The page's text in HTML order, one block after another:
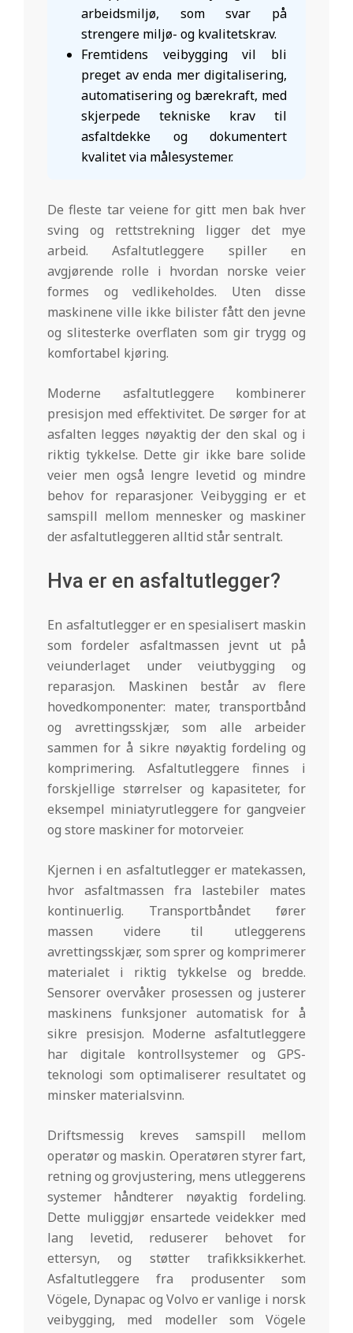
arbeidsmiljø, som svar på
strengere miljø- og kvalitetskrav.
Fremtidens veibygging vil bli
preget av enda mer digitalisering,
automatisering og bærekraft, med
skjerpede tekniske krav til
asfaltdekke og dokumentert
kvalitet via målesystemer.
De fleste tar veiene for gitt men bak hver
sving og rettstrekning ligger det mye
arbeid. Asfaltutleggere spiller en
avgjørende rolle i hvordan norske veier
formes og vedlikeholdes. Uten disse
maskinene ville ikke bilister fått den jevne
og slitesterke overflaten som gir trygg og
komfortabel kjøring.
Moderne asfaltutleggere kombinerer
presisjon med effektivitet. De sørger for at
asfalten legges nøyaktig der den skal og i
riktig tykkelse. Dette gir ikke bare solide
veier men også lengre levetid og mindre
behov for reparasjoner. Veibygging er et
samspill mellom mennesker og maskiner
der asfaltutleggeren alltid står sentralt.
Hva er en asfaltutlegger?
En asfaltutlegger er en spesialisert maskin
som fordeler asfaltmassen jevnt ut på
veiunderlaget under veiutbygging og
reparasjon. Maskinen består av flere
hovedkomponenter: mater, transportbånd
og avrettingsskjær, som alle arbeider
sammen for å sikre nøyaktig fordeling og
komprimering. Asfaltutleggere finnes i
forskjellige størrelser og kapasiteter, for
eksempel miniatyrutleggere for gangveier
og store maskiner for motorveier.
Kjernen i en asfaltutlegger er matekassen,
hvor asfaltmassen fra lastebiler mates
kontinuerlig. Transportbåndet fører
massen videre til utleggerens
avrettingsskjær, som sprer og komprimerer
materialet i riktig tykkelse og bredde.
Sensorer overvåker prosessen og justerer
maskinens funksjoner automatisk for å
sikre presisjon. Moderne asfaltutleggere
har digitale kontrollsystemer og GPS-
teknologi som optimaliserer resultatet og
minsker materialsvinn.
Driftsmessig kreves samspill mellom
operatør og maskin. Operatøren styrer fart,
retning og grovjustering, mens utleggerens
systemer håndterer nøyaktig fordeling.
Dette muliggjør ensartede veidekker med
lang levetid, reduserer behovet for
ettersyn, og støtter trafikksikkerhet.
Asfaltutleggere fra produsenter som
Vögele, Dynapac og Volvo er vanlige i norsk
veibygging, med modeller som Vögele